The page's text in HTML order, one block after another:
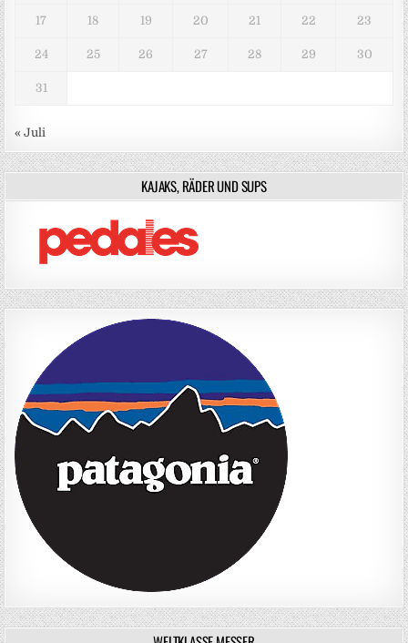
17 18 19 20 21 22 23
24 25 26 27 28 29 30
31
« Juli
KAJAKS, RÄDER UND SUPS